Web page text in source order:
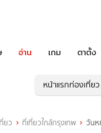
อ่าน เกม ตาตั้ง
หน้าแรกท่องเที่ยว
ยว ที่เที่ยวใกล้กรุงเทพ วันห